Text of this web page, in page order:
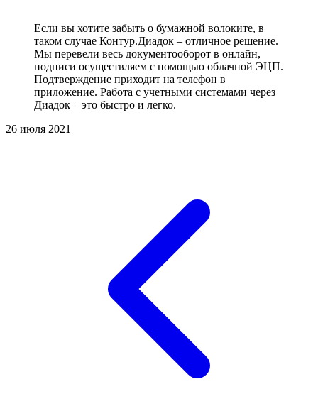
Если вы хотите забыть о бумажной волоките, в
таком случае Контур.Диадок – отличное решение.
Мы перевели весь документооборот в онлайн,
подписи осуществляем с помощью облачной ЭЦП.
Подтверждение приходит на телефон в
приложение. Работа с учетными системами через
Диадок – это быстро и легко.
26 июля 2021